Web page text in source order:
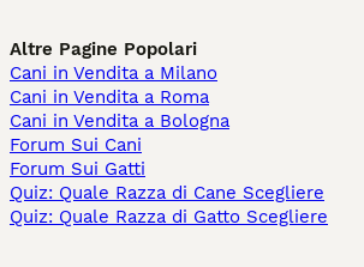
Altre Pagine Popolari
Cani in Vendita a Milano
Cani in Vendita a Roma
Cani in Vendita a Bologna
Forum Sui Cani
Forum Sui Gatti
Quiz: Quale Razza di Cane Scegliere
Quiz: Quale Razza di Gatto Scegliere